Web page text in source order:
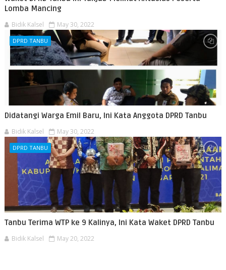
Lomba Mancing
Bidik Kalsel May 30, 2022
DPRD TANBU
Didatangi Warga Emil Baru, Ini Kata Anggota DPRD Tanbu
Bidik Kalsel May 30, 2022
DPRD TANBU
Tanbu Terima WTP ke 9 Kalinya, Ini Kata Waket DPRD Tanbu
Bidik Kalsel May 20, 2022